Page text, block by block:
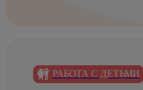
РАБОТА С ДЕТЬМИ